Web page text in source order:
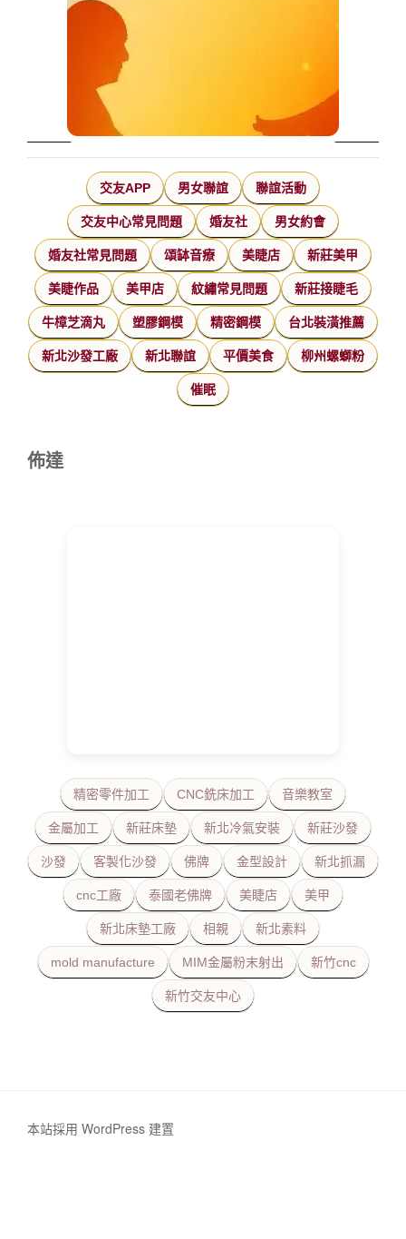
交友APP 男女聯誼 聯誼活動
交友中心常見問題 婚友社 男女約會
婚友社常見問題 頌缽音療 美睫店 新莊美甲
美睫作品 美甲店 紋繡常見問題 新莊接睫毛
牛樟芝滴丸 塑膠鋼模 精密鋼模 台北裝潢推薦
新北沙發工廠 新北聯誼 平價美食 柳州螺螄粉
催眠
佈達
精密零件加工 CNC銑床加工 音樂教室
金屬加工 新莊床墊 新北冷氣安裝 新莊沙發
沙發 客製化沙發 佛牌 金型設計 新北抓漏
cnc工廠 泰國老佛牌 美睫店 美甲
新北床墊工廠 相親 新北素料
mold manufacture MIM金屬粉末射出 新竹cnc
新竹交友中心
本站採用 WordPress 建置